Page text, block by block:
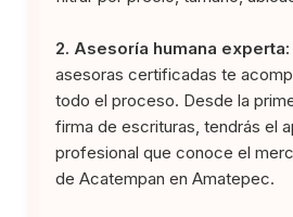
2. Asesoría humana experta:
asesoras certificadas te
todo el proceso. Desde la
firma de escrituras, tendrás el
profesional que conoce el
de Acatempan en Amatepec.